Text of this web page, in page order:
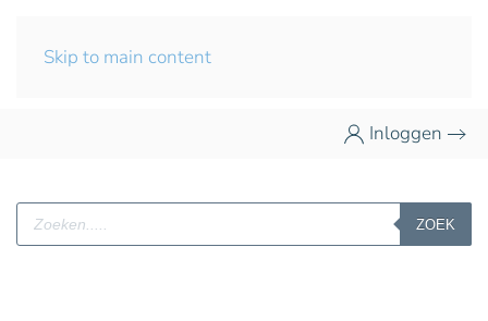
Skip to main content
Inloggen
Producten
zoeken
ZOEK